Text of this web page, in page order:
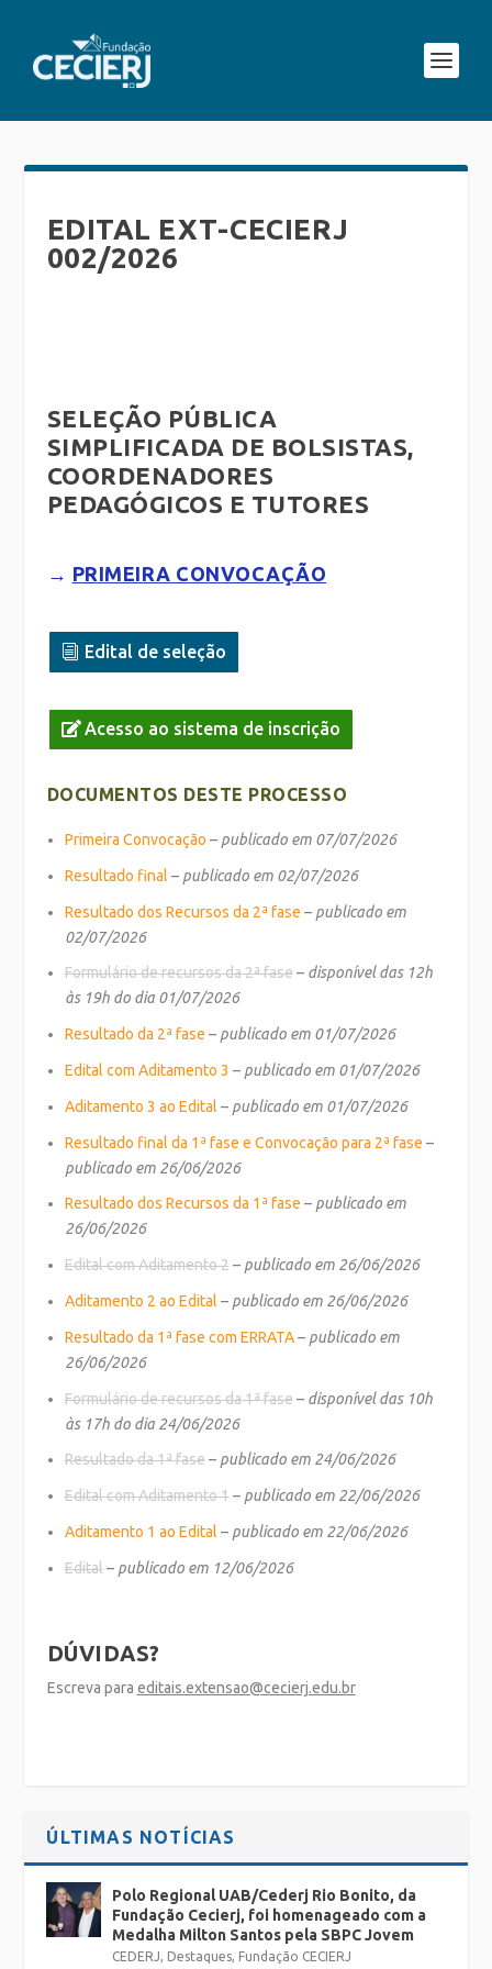
EDITAL EXT-CECIERJ
002/2026
SELEÇÃO PÚBLICA
SIMPLIFICADA DE BOLSISTAS,
COORDENADORES
PEDAGÓGICOS E TUTORES
→ PRIMEIRA CONVOCAÇÃO
Edital de seleção
Acesso ao sistema de inscrição
DOCUMENTOS DESTE PROCESSO
Primeira Convocação – publicado em 07/07/2026
Resultado final – publicado em 02/07/2026
Resultado dos Recursos da 2ª fase – publicado em
02/07/2026
Formulário de recursos da 2ª fase– disponível das 12h
às 19h do dia 01/07/2026
Resultado da 2ª fase – publicado em 01/07/2026
Edital com Aditamento 3 – publicado em 01/07/2026
Aditamento 3 ao Edital – publicado em 01/07/2026
Resultado final da 1ª fase e Convocação para 2ª fase –
publicado em 26/06/2026
Resultado dos Recursos da 1ª fase – publicado em
26/06/2026
Edital com Aditamento 2– publicado em 26/06/2026
Aditamento 2 ao Edital – publicado em 26/06/2026
Resultado da 1ª fase com ERRATA– publicado em
26/06/2026
Formulário de recursos da 1ª fase– disponível das 10h
às 17h do dia 24/06/2026
Resultado da 1ª fase– publicado em 24/06/2026
Edital com Aditamento 1– publicado em 22/06/2026
Aditamento 1 ao Edital – publicado em 22/06/2026
Edital– publicado em 12/06/2026
DÚVIDAS?
Escreva para editais.extensao@cecierj.edu.br
ÚLTIMAS NOTÍCIAS
Polo Regional UAB/Cederj Rio Bonito, da
Fundação Cecierj, foi homenageado com a
Medalha Milton Santos pela SBPC Jovem
CEDERJ Destaques Fundação CECIERJ